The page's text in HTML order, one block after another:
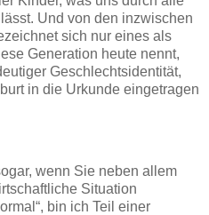
Und von den inzwischen
sich nur eines als
Generation heute nennt,
Geschlechtsidentität,
in die Urkunde eingetragen
wenn Sie neben allem
Situation
bin ich Teil einer